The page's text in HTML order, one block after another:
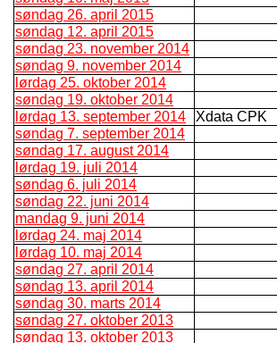
søndag 26. april 2015
søndag 12. april 2015
søndag 23. november 2014
søndag 9. november 2014
lørdag 25. oktober 2014
søndag 19. oktober 2014
lørdag 13. september 2014
Xdata CPK
søndag 7. september 2014
søndag 17. august 2014
lørdag 19. juli 2014
søndag 6. juli 2014
søndag 22. juni 2014
mandag 9. juni 2014
lørdag 24. maj 2014
lørdag 10. maj 2014
søndag 27. april 2014
søndag 13. april 2014
søndag 30. marts 2014
søndag 27. oktober 2013
søndag 13. oktober 2013